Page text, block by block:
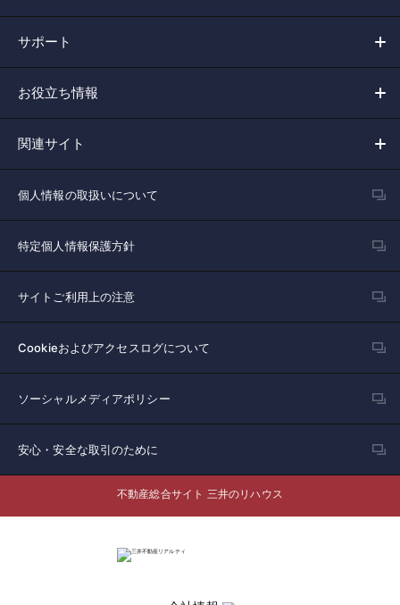
サポート
お役立ち情報
関連サイト
個人情報の取扱いについて
特定個人情報保護方針
サイトご利用上の注意
Cookieおよびアクセスログについて
ソーシャルメディアポリシー
安心・安全な取引のために
不動産総合サイト 三井のリハウス